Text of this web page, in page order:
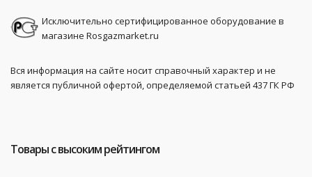
Исключительно сертифицированное оборудование в
магазине Rosgazmarket.ru
Вся информация на сайте носит справочный характер и не
является публичной офертой, определяемой статьей 437 ГК РФ
Товары с высоким рейтингом